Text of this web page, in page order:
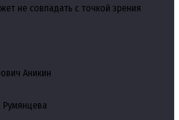
не совпадать с точкой зрения
Аникин